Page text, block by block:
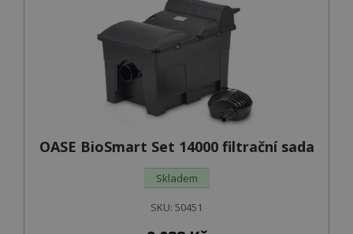
OASE BioSmart Set 14000 filtrační sada
Skladem
SKU: 50451